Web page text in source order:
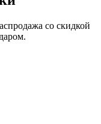
со скидкой